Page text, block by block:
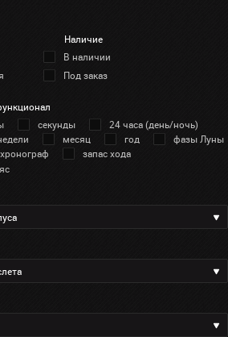
Наличие
В наличии
Под заказ
секунды
24 часа (день/ночь)
месяц год
фазы Луны
хронограф
запас хода